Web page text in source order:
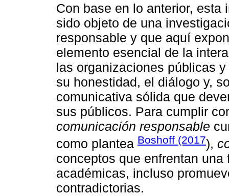
Con base en lo anterior,
sido objeto de una
responsable y que aquí
elemento esencial de la
las organizaciones públicas
su honestidad, el diálogo y,
comunicativa sólida que
sus públicos. Para cumplir
comunicación responsable
como plantea Boshoff (2017),
conceptos que enfrentan
académicas, incluso
contradictorias.